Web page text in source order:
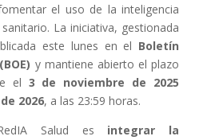
el uso de la inteligencia
La iniciativa, gestionada
este lunes en el Boletín
y mantiene abierto el plazo
el 3 de noviembre de 2025
2026, a las 23:59 horas.
Salud es integrar la